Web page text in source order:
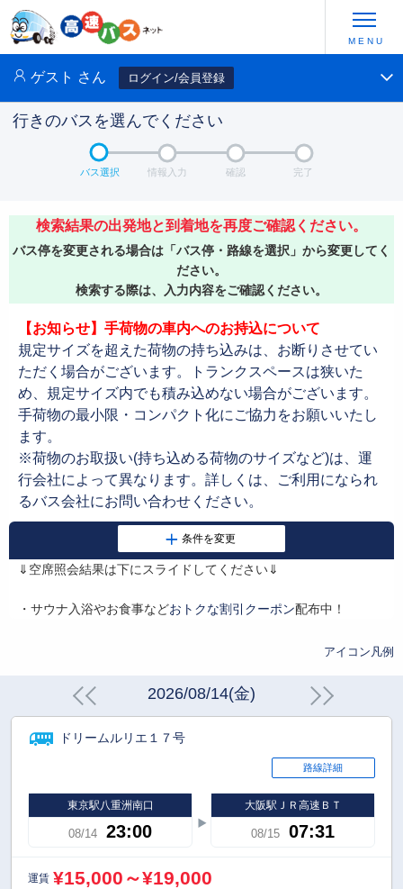
ゲスト さん ログイン/会員登録
行きのバスを選んでください
バス選択 情報入力 確認 完了
検索結果の出発地と到着地を再度ご確認ください。
バス停を変更される場合は「バス停・路線を選択」から変更してく
ださい。
検索する際は、入力内容をご確認ください。
【お知らせ】手荷物の車内へのお持込について
規定サイズを超えた荷物の持ち込みは、お断りさせてい
ただく場合がございます。トランクスペースは狭いた
め、規定サイズ内でも積み込めない場合がございます。
手荷物の最小限・コンパクト化にご協力をお願いいたし
ます。
※荷物のお取扱い(持ち込める荷物のサイズなど)は、運
行会社によって異なります。詳しくは、ご利用になられ
るバス会社にお問い合わせください。
⇓空席照会結果は下にスライドしてください⇓
・サウナ入浴やお食事などおトクな割引クーポン配布中！
アイコン凡例
2026/08/14(金)
ドリームルリエ１７号
路線詳細
東京駅八重洲南口
08/14 23:00
大阪駅ＪＲ高速ＢＴ
08/15 07:31
運賃 ¥15,000～¥19,000